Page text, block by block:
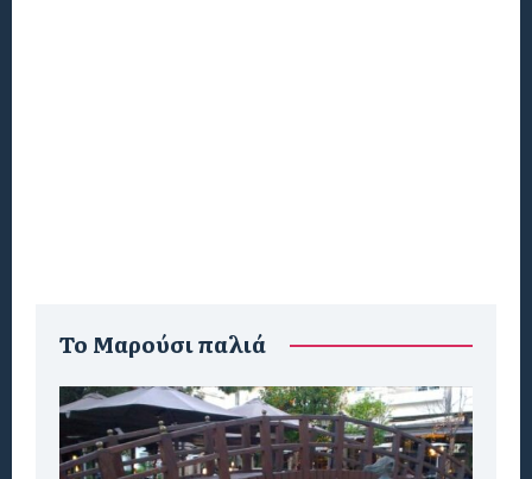
To Μαρούσι παλιά